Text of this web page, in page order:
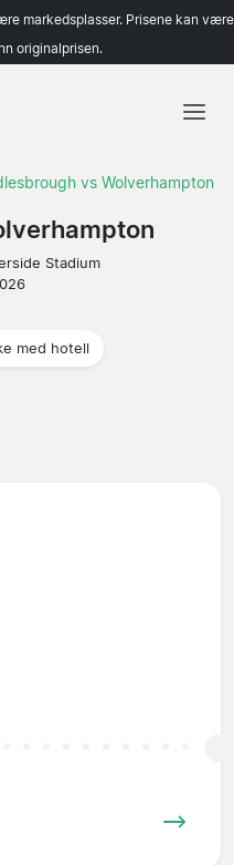
markedsplasser. Prisene kan være
originalprisen.
vs Wolverhampton
Stadium
med hotell